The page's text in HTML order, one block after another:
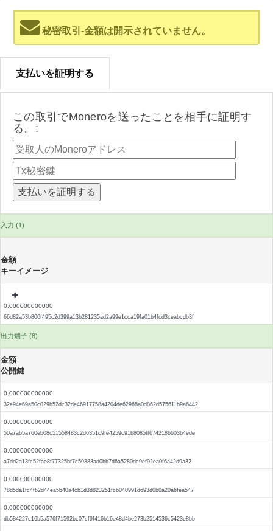
秘密取引-金額は開示されていません。
支払いを証明する
この取引でMoneroを送ったことを相手に証明す
る。:
入力 (1)
金額
キーイメージ
0.000000000000
66d82a53b806f495c2d399a13b281235ad2a99e1cca19fa01b4fcd3ceabcdb3f
出力端子 (8)
金額
公開鍵
0.000000000000
32e94e69a50c029b52dc32de46917758a4204de62968a0d862d575611b9a6442
0.000000000000
50a7ab5a760eb08c51558483c2d6351c9fe4259c91b8085ff6742186603b4ede
0.000000000000
a7dd2a13fc52fae8f77325bf7c59383ad0bb7d6a5280dc9ef92ea0f6a42d9a32
0.000000000000
78d5da1fc4f62d44ea5b40a4cb1d3d823251fcb040991d693d0b0a20a6fea547
0.000000000000
db584227c16b5a576f71592bc07cf9f416b16e48d4be273b2514536c5423e8bb